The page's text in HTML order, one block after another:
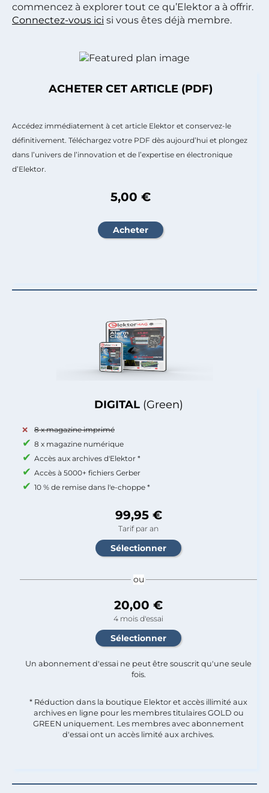
commencez à explorer tout ce qu’Elektor a à offrir.
Connectez-vous ici si vous êtes déjà membre.
DIGITAL (Green)
8 x magazine imprimé
8 x magazine numérique
Accès aux archives d'Elektor *
Accès à 5000+ fichiers Gerber
10 % de remise dans l'e-choppe *
99,95 €
Tarif par an
ou
20,00 €
4 mois d'essai
Un abonnement d'essai ne peut être souscrit qu'une seule
fois.​
* Réduction dans la boutique Elektor et accès illimité aux
archives en ligne pour les membres titulaires GOLD ou
GREEN uniquement. Les membres avec abonnement
d'essai ont un accès limité aux archives.
ACHETER CET ARTICLE (PDF)
Accédez immédiatement à cet article Elektor et conservez-le
définitivement. Téléchargez votre PDF dès aujourd’hui et plongez
dans l’univers de l’innovation et de l’expertise en électronique
d’Elektor.
5,00 €